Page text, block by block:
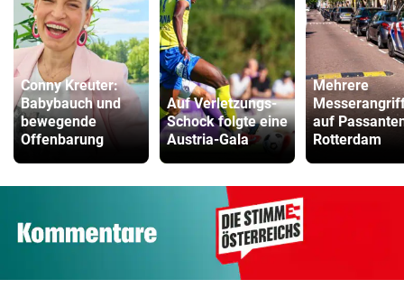
Conny Kreuter:
Babybauch und
bewegende
Offenbarung
Auf Verletzungs-
Schock folgte eine
Austria-Gala
Mehrere
auf
Rotterdam